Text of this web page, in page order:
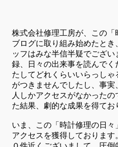
株式会社修理工房が、この「
ブログに取り組み始めたとき
ッフはみな半信半疑でござ
録、日々の出来事を読んでく
たしてどれくらいいらっしゃ
がつきませんでしたし、事実
人しかアクセスがなかった
た結果、劇的な成果を得てお
いま、この「時計修理の日
アクセスを獲得しております